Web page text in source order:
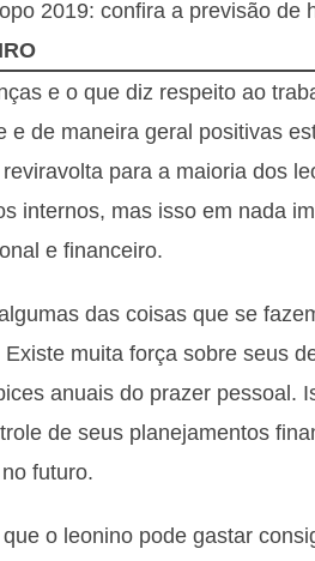
2019: confira a previsão de
e o que diz respeito ao
e de maneira geral positivas
para a maioria dos
internos, mas isso em nada
e financeiro.
das coisas que se
Existe muita força sobre seus
anuais do prazer pessoal.
de seus planejamentos
futuro.
o leonino pode gastar